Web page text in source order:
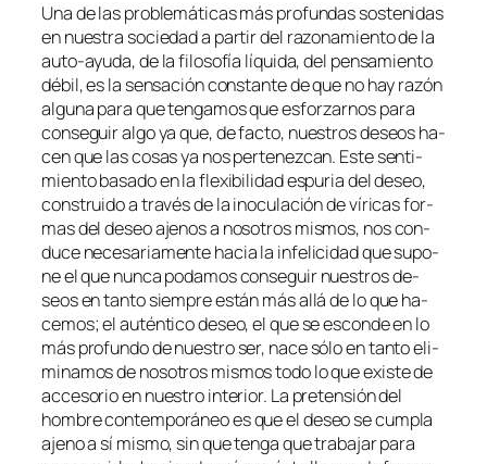
Una de las pro­ble­má­ti­cas más pro­fun­das sos­te­ni­das
en nues­tra so­cie­dad a par­tir del ra­zo­na­mien­to de la
auto-ayuda, de la fi­lo­so­fía lí­qui­da, del pen­sa­mien­to
dé­bil, es la sen­sa­ción cons­tan­te de que no hay ra­zón
al­gu­na pa­ra que ten­ga­mos que es­for­zar­nos pa­ra
con­se­guir al­go ya que,de fac­to, nues­tros de­seos ha­
cen que las co­sas ya nos per­te­nez­can. Este sen­ti­
mien­to ba­sa­do en la fle­xi­bi­li­dad es­pu­ria del de­seo,
cons­trui­do a tra­vés de la ino­cu­la­ción de ví­ri­cas for­
mas del de­seo aje­nos a no­so­tros mis­mos, nos con­
du­ce ne­ce­sa­ria­men­te ha­cia la in­fe­li­ci­dad que su­po­
ne el que nun­ca po­da­mos con­se­guir nues­tros de­
seos en tan­to siem­pre es­tán más allá de lo que ha­
ce­mos; el au­tén­ti­co de­seo, el que se es­con­de en lo
más pro­fun­do de nues­tro ser, na­ce só­lo en tan­to eli­
mi­na­mos de no­so­tros mis­mos to­do lo que exis­te de
ac­ce­so­rio en nues­tro in­te­rior. La pre­ten­sión del
hom­bre con­tem­po­rá­neo es que el de­seo se cum­pla
ajeno a sí mis­mo, sin que ten­ga que tra­ba­jar pa­ra